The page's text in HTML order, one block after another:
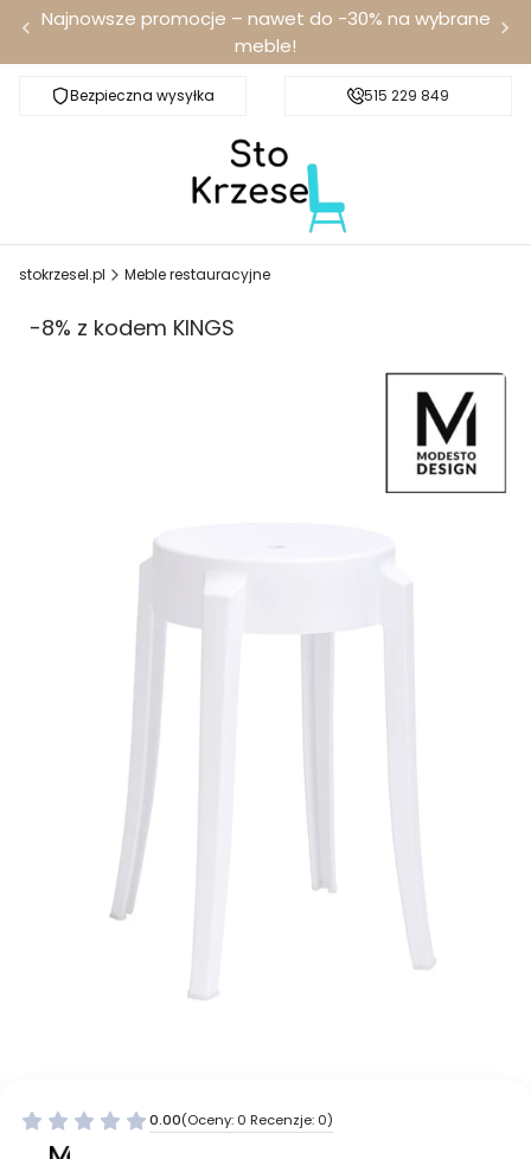
Najnowsze promocje – nawet do -30% na wybrane
meble!
Bezpieczna wysyłka Darmowa dostawa od 100 zł
515 229 849
stokrzesel.pl Meble restauracyjne
-8% z kodem KINGS
0.00(Oceny: 0 Recenzje: 0)